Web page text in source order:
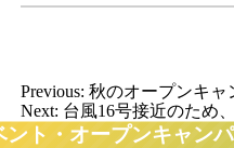
Previous: 秋のオープンキャ
Next: 台風16号接近のため
ント・オープンキャン